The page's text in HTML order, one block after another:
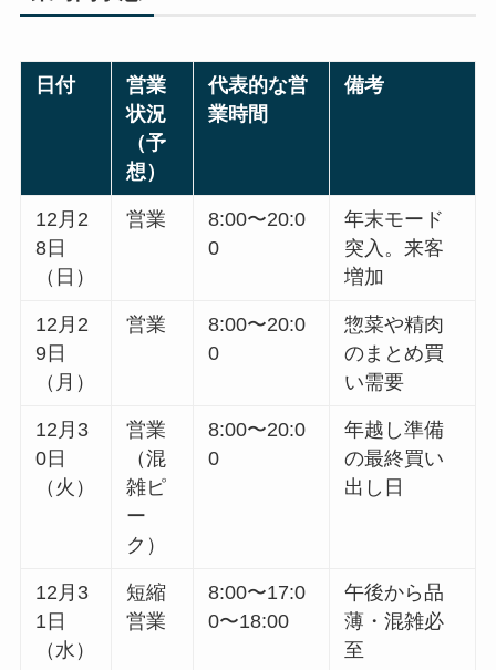
日付
営業
状況
（予
想）
代表的な営
業時間
備考
12月2
8日
（日）
営業
8:00〜20:0
0
年末モード
突入。来客
増加
12月2
9日
（月）
営業
8:00〜20:0
0
惣菜や精肉
のまとめ買
い需要
12月3
0日
（火）
営業
（混
雑ピ
ー
ク）
8:00〜20:0
0
年越し準備
の最終買い
出し日
12月3
1日
（水）
短縮
営業
8:00〜17:0
0〜18:00
午後から品
薄・混雑必
至